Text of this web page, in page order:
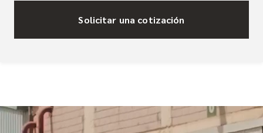
Solicitar una cotización